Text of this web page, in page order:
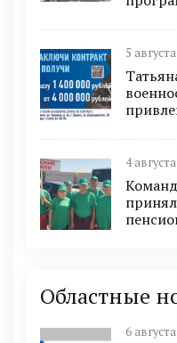
5
4
Областные
6